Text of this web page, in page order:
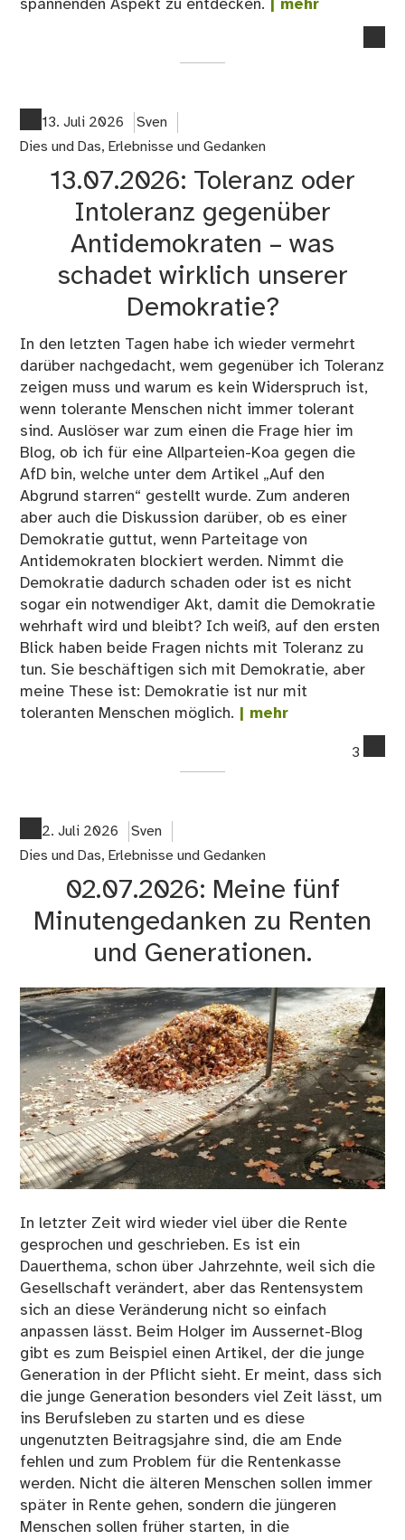
spannenden Aspekt zu entdecken. | mehr
13. Juli 2026
Sven
Dies und Das, Erlebnisse und Gedanken
13.07.2026: Toleranz oder
Intoleranz gegenüber
Antidemokraten – was
schadet wirklich unserer
Demokratie?
In den letzten Tagen habe ich wieder vermehrt
darüber nachgedacht, wem gegenüber ich Toleranz
zeigen muss und warum es kein Widerspruch ist,
wenn tolerante Menschen nicht immer tolerant
sind. Auslöser war zum einen die Frage hier im
Blog, ob ich für eine Allparteien-Koa gegen die
AfD bin, welche unter dem Artikel „Auf den
Abgrund starren“ gestellt wurde. Zum anderen
aber auch die Diskussion darüber, ob es einer
Demokratie guttut, wenn Parteitage von
Antidemokraten blockiert werden. Nimmt die
Demokratie dadurch schaden oder ist es nicht
sogar ein notwendiger Akt, damit die Demokratie
wehrhaft wird und bleibt? Ich weiß, auf den ersten
Blick haben beide Fragen nichts mit Toleranz zu
tun. Sie beschäftigen sich mit Demokratie, aber
meine These ist: Demokratie ist nur mit
toleranten Menschen möglich. | mehr
3
2. Juli 2026
Sven
Dies und Das, Erlebnisse und Gedanken
02.07.2026: Meine fünf
Minutengedanken zu Renten
und Generationen.
In letzter Zeit wird wieder viel über die Rente
gesprochen und geschrieben. Es ist ein
Dauerthema, schon über Jahrzehnte, weil sich die
Gesellschaft verändert, aber das Rentensystem
sich an diese Veränderung nicht so einfach
anpassen lässt. Beim Holger im Aussernet-Blog
gibt es zum Beispiel einen Artikel, der die junge
Generation in der Pflicht sieht. Er meint, dass sich
die junge Generation besonders viel Zeit lässt, um
ins Berufsleben zu starten und es diese
ungenutzten Beitragsjahre sind, die am Ende
fehlen und zum Problem für die Rentenkasse
werden. Nicht die älteren Menschen sollen immer
später in Rente gehen, sondern die jüngeren
Menschen sollen früher starten, in die